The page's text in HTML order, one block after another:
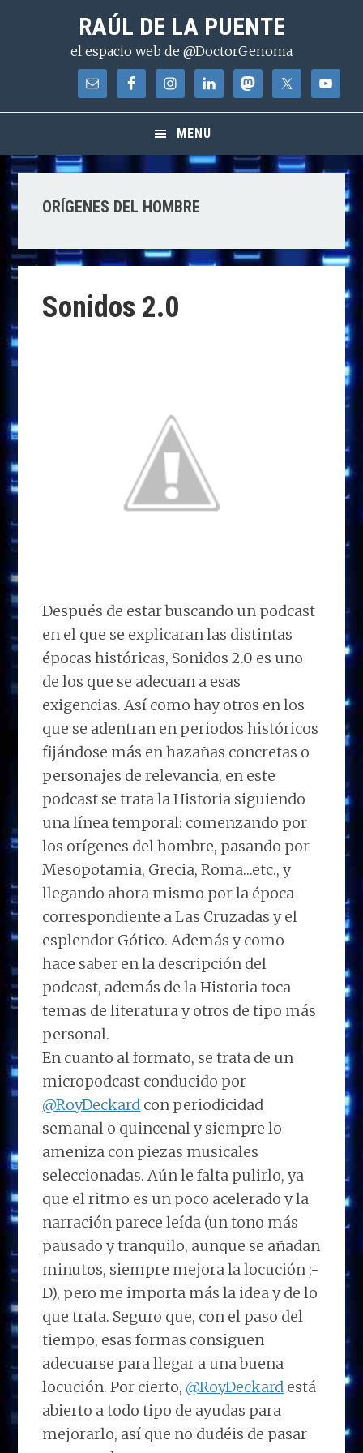
contenido
RAÚL DE LA PUENTE
el espacio web de @DoctorGenoma
MENU
ORÍGENES DEL HOMBRE
Sonidos 2.0
Después de estar buscando un podcast
en el que se explicaran las distintas
épocas históricas, Sonidos 2.0 es uno
de los que se adecuan a esas
exigencias. Así como hay otros en los
que se adentran en periodos históricos
fijándose más en hazañas concretas o
personajes de relevancia, en este
podcast se trata la Historia siguiendo
una línea temporal: comenzando por
los orígenes del hombre, pasando por
Mesopotamia, Grecia, Roma…etc., y
llegando ahora mismo por la época
correspondiente a Las Cruzadas y el
esplendor Gótico. Además y como
hace saber en la descripción del
podcast, además de la Historia toca
temas de literatura y otros de tipo más
personal.
En cuanto al formato, se trata de un
micropodcast conducido por
@RoyDeckard con periodicidad
semanal o quincenal y siempre lo
ameniza con piezas musicales
seleccionadas. Aún le falta pulirlo, ya
que el ritmo es un poco acelerado y la
narración parece leída (un tono más
pausado y tranquilo, aunque se añadan
minutos, siempre mejora la locución ;-
D), pero me importa más la idea y de lo
que trata. Seguro que, con el paso del
tiempo, esas formas consiguen
adecuarse para llegar a una buena
locución. Por cierto, @RoyDeckard está
abierto a todo tipo de ayudas para
mejorarlo, así que no dudéis de pasar